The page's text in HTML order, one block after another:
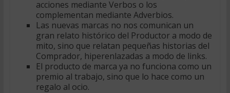
acciones mediante Verbos o los
complementan mediante Adverbios.
Las nuevas marcas no nos comunican un
gran relato histórico del Productor a modo de
mito, sino que relatan pequeñas historias del
Comprador, hiperenlazadas a modo de links.
El producto de marca ya no funciona como un
premio al trabajo, sino que lo hace como un
regalo al ocio.